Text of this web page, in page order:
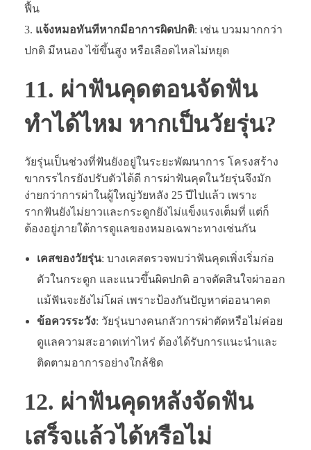
ฟื้น
แจ้งหมอทันทีหากมีอาการผิดปกติ: เช่น บวมมากกว่า
ปกติ มีหนอง ไข้ขึ้นสูง หรือเลือดไหลไม่หยุด
11. ผ่าฟันคุดตอนจัดฟัน
ทำได้ไหม หากเป็นวัยรุ่น?
วัยรุ่นเป็นช่วงที่ฟันยังอยู่ในระยะพัฒนาการ โครงสร้าง
ขากรรไกรยังปรับตัวได้ดี การผ่าฟันคุดในวัยรุ่นจึงมัก
ง่ายกว่าการผ่าในผู้ใหญ่วัยหลัง 25 ปีไปแล้ว เพราะ
รากฟันยังไม่ยาวและกระดูกยังไม่แข็งแรงเต็มที่ แต่ก็
ต้องอยู่ภายใต้การดูแลของหมอเฉพาะทางเช่นกัน
เคสของวัยรุ่น: บางเคสตรวจพบว่าฟันคุดเพิ่งเริ่มก่อ
ตัวในกระดูก และแนวขึ้นผิดปกติ อาจตัดสินใจผ่าออก
แม้ฟันจะยังไม่โผล่ เพราะป้องกันปัญหาต่ออนาคต
ข้อควรระวัง: วัยรุ่นบางคนกลัวการผ่าตัดหรือไม่ค่อย
ดูแลความสะอาดเท่าไหร่ ต้องได้รับการแนะนำและ
ติดตามอาการอย่างใกล้ชิด
12. ผ่าฟันคุดหลังจัดฟัน
เสร็จแล้วได้หรือไม่